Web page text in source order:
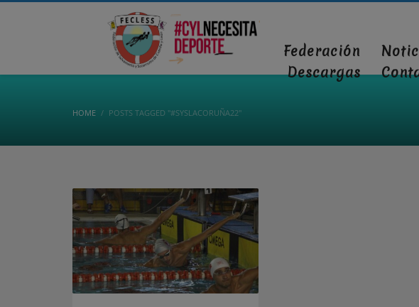
Federación
Descargas
HOME POSTS TAGGED "#SYSLACORUÑA22"